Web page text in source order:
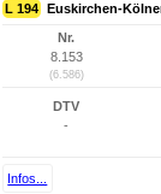
L 194 Euskirchen-
Nr.
8.153
(6.586)
DTV
-
Infos...